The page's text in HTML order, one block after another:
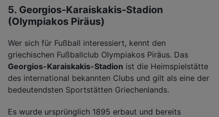
5. Georgios-Karaiskakis-Stadion
(Olympiakos Piräus)
Wer sich für Fußball interessiert, kennt den
griechischen Fußballclub Olympiakos Piräus. Das
Georgios-Karaiskakis-Stadion ist die Heimspielstätte
des international bekannten Clubs und gilt als eine der
bedeutendsten Sportstätten Griechenlands.
Es wurde ursprünglich 1895 erbaut und bereits